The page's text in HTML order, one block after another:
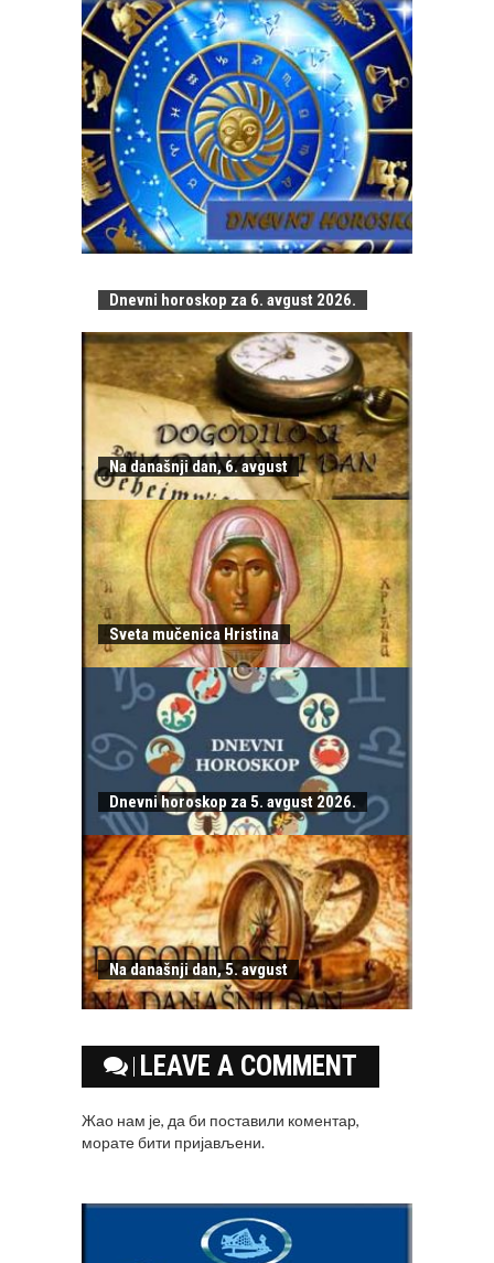
Dnevni horoskop za 6. avgust 2026.
Na današnji dan, 6. avgust
Sveta mučenica Hristina
Dnevni horoskop za 5. avgust 2026.
Na današnji dan, 5. avgust
LEAVE A COMMENT
Жао нам је, да би поставили коментар,
моратебити пријављени.